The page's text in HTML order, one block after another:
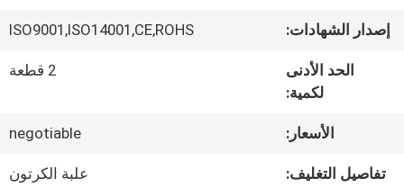
عرض
الافتراضي
إصدار الشهادات: ISO9001,ISO14001,CE,ROHS
الحد الأدنى
لكمية:
2 قطعة
الأسعار: negotiable
تفاصيل التغليف: علبة الكرتون